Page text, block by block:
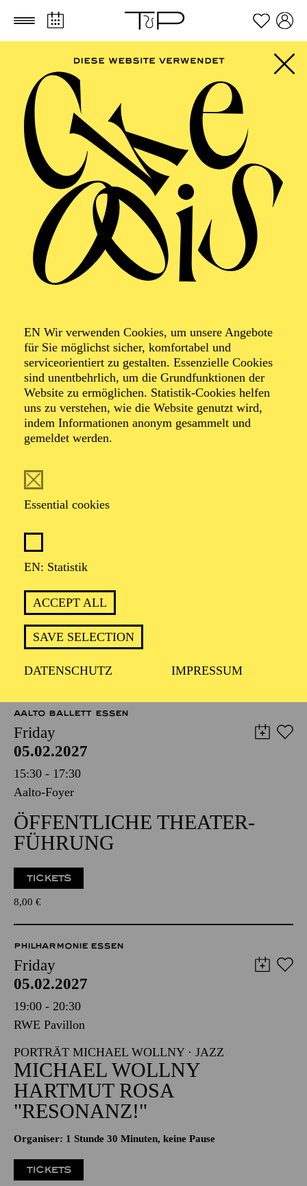
Zum Hauptinhalt springen Zum Footer springen
EN Wir verwenden Cookies, um unsere Angebote
für Sie möglichst sicher, komfortabel und
serviceorientiert zu gestalten. Essenzielle Cookies
sind unentbehrlich, um die Grundfunktionen der
Website zu ermöglichen. Statistik-Cookies helfen
uns zu verstehen, wie die Website genutzt wird,
indem Informationen anonym gesammelt und
gemeldet werden.
Essential cookies
EN: Statistik
ACCEPT ALL
SAVE SELECTION
DATENSCHUTZ IMPRESSUM
FILTER
FEBRUARY 2027
AALTO BALLETT ESSEN
Wednesday
03.02.2027
17:30 - 19:00
Alto Theater
PHILHARMONIE ESSEN
Thursday
04.02.2027
11:00 - 12:00
PHILHARMONIE ENTDECKEN ·
KOMPOSITIONSPROJEKT
ERZÄHLT
WEITERFÜHRENDE SCHULEN
Für Jugendliche und Kinder ab 10 Jahren
TICKETS
12,00€
AALTO BALLETT ESSEN
Friday
05.02.2027
15:30 - 17:30
Aalto-Foyer
ÖFFENTLICHE THEATER­
FÜHRUNG
TICKETS
8,00 €
PHILHARMONIE ESSEN
Friday
05.02.2027
19:00 - 20:30
RWE Pavillon
PORTRÄT MICHAEL WOLLNY · JAZZ
MICHAEL WOLLNY
HARTMUT ROSA
"RESONANZ!"
Organiser: 1 Stunde 30 Minuten, keine Pause
TICKETS